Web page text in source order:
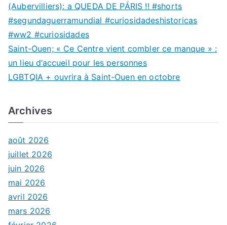
(Aubervilliers): a QUEDA DE PÁRIS !! #shorts
#segundaguerramundial #curiosidadeshistoricas
#ww2 #curiosidades
Saint-Ouen; « Ce Centre vient combler ce manque » :
un lieu d’accueil pour les personnes
LGBTQIA + ouvrira à Saint-Ouen en octobre
Archives
août 2026
juillet 2026
juin 2026
mai 2026
avril 2026
mars 2026